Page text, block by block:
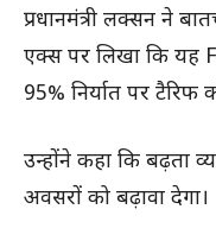
प्रधानमंत्री लक्सन ने
एक्स पर लिखा कि यह
95% निर्यात पर टैरिफ
उन्होंने कहा कि बढ़ता
अवसरों को बढ़ावा देगा।